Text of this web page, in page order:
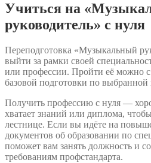
Учиться на
руководитель» с нуля
Переподготовка «Музыкальный
выйти за рамки своей
или профессии. Пройти её можно
базовой подготовки по выбранной
Получить профессию с нуля —
хватает знаний или диплома,
лестнице. Если вы идёте на
документов об образовании по
поможет вам занять должность и
требованиям профстандарта.